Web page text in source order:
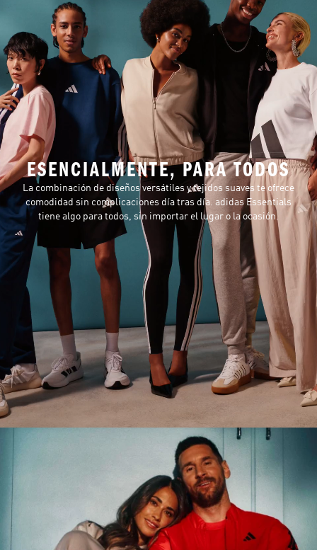
ESENCIALMENTE, PARA TODOS
La combinación de diseños versátiles y tejidos suaves te ofrece
comodidad sin complicaciones día tras día. adidas Essentials
tiene algo para todos, sin importar el lugar o la ocasión.